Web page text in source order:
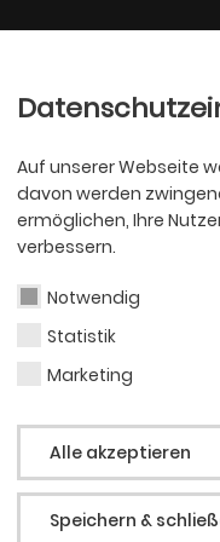
Auf unserer Webseite
davon werden
ermöglichen, Ihre
verbessern.
Notwendig
Statistik
Marketing
Alle akzeptieren
Speichern &
Der Sprechchor
annähernd 100
Regisseuren,
Bihegue,